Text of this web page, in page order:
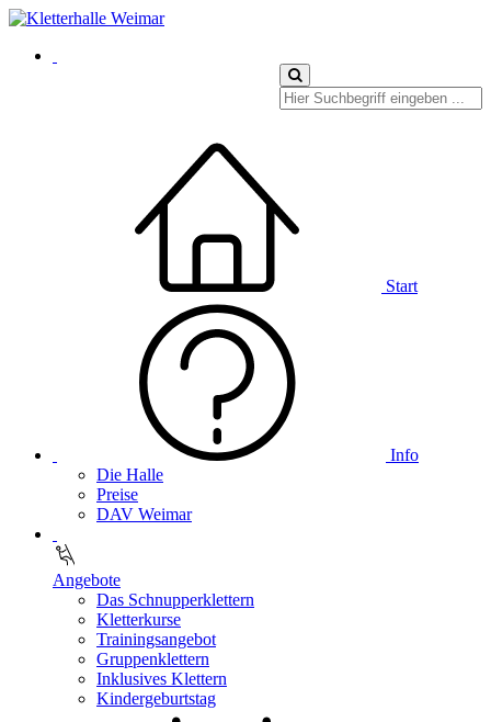
Start
Info
Die Halle
Preise
DAV Weimar
Angebote
Das Schnupperklettern
Kletterkurse
Trainingsangebot
Gruppenklettern
Inklusives Klettern
Kindergeburtstag